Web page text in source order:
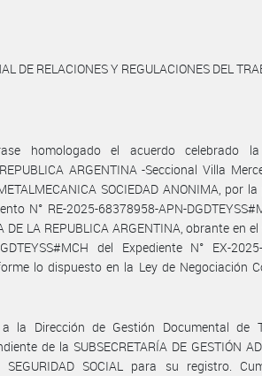
DE RELACIONES Y REGULACIONES DEL
homologado el acuerdo celebrado la
ARGENTINA -Seccional Villa
SOCIEDAD ANONIMA, por
N° RE-2025-68378958-APN-
DE LA REPUBLICA ARGENTINA, obrante en
del Expediente N° EX-
lo dispuesto en la Ley de Negociación
a la Dirección de Gestión Documental de
de la SUBSECRETARÍA DE GESTIÓN
SEGURIDAD SOCIAL para su registro.